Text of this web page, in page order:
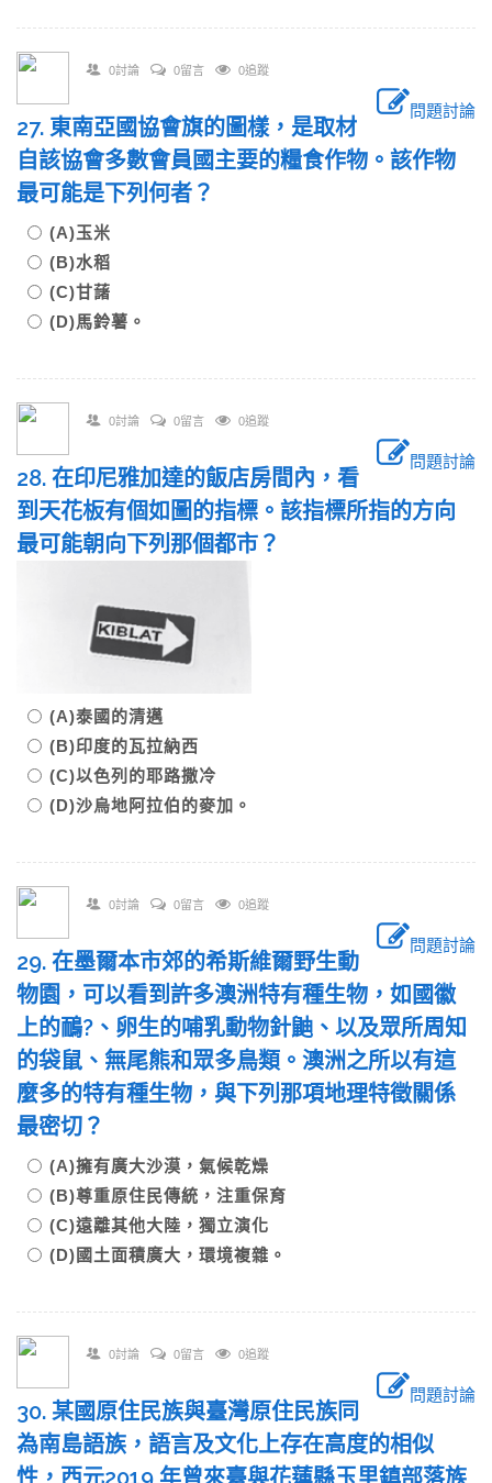
0討論 0留言 0追蹤
問題討論
27. 東南亞國協會旗的圖樣，是取材
自該協會多數會員國主要的糧食作物。該作物
最可能是下列何者？
(A)玉米
(B)水稻
(C)甘藷
(D)馬鈴薯。
0討論 0留言 0追蹤
問題討論
28. 在印尼雅加達的飯店房間內，看
到天花板有個如圖的指標。該指標所指的方向
最可能朝向下列那個都市？
(A)泰國的清邁
(B)印度的瓦拉納西
(C)以色列的耶路撒冷
(D)沙烏地阿拉伯的麥加。
0討論 0留言 0追蹤
問題討論
29. 在墨爾本市郊的希斯維爾野生動
物園，可以看到許多澳洲特有種生物，如國徽
上的鴯?、卵生的哺乳動物針鼬、以及眾所周知
的袋鼠、無尾熊和眾多鳥類。澳洲之所以有這
麼多的特有種生物，與下列那項地理特徵關係
最密切？
(A)擁有廣大沙漠，氣候乾燥
(B)尊重原住民傳統，注重保育
(C)遠離其他大陸，獨立演化
(D)國土面積廣大，環境複雜。
0討論 0留言 0追蹤
問題討論
30. 某國原住民族與臺灣原住民族同
為南島語族，語言及文化上存在高度的相似
性，西元2019 年曾來臺與花蓮縣玉里鎮部落族